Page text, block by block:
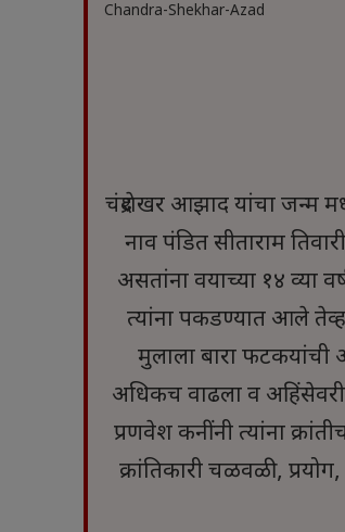
Chandra-Shekhar-Azad
चंद्रशेखर आझाद यांचा जन्म
नाव पंडित सीताराम
असतांना वयाच्या १४ व्या
त्यांना पकडण्यात आले तेव्हा
मुलाला बारा फटकयांची
अधिकच वाढला व
प्रणवेश कनींनी त्यांना
क्रांतिकारी चळवळी,